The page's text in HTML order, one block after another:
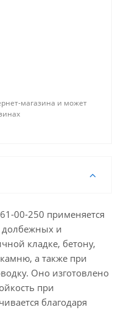
магазина и может
00-250 применяется
долбежных и
кладке, бетону,
а также при
Оно изготовлено
при
благодаря